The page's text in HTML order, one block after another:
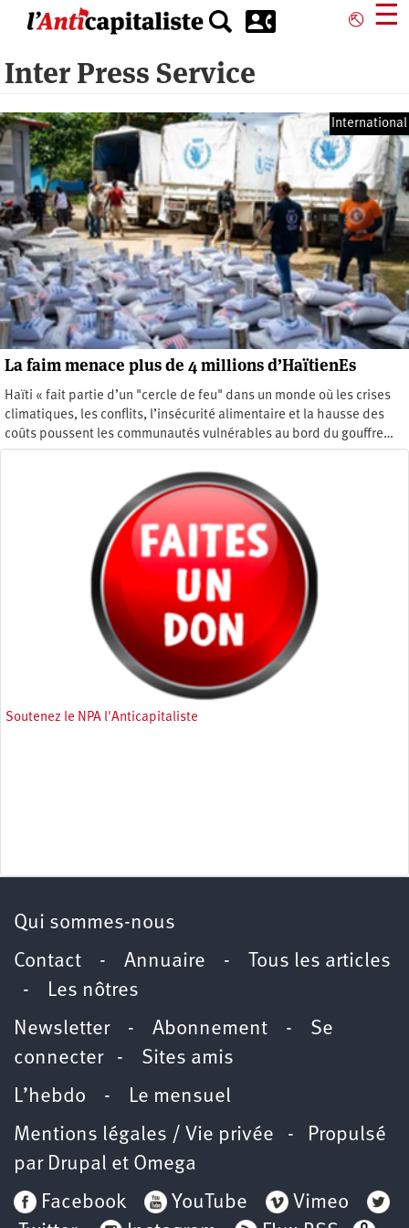
principal
⎋ ☰
Inter Press Service
International
La faim menace plus de 4 millions d’HaïtienEs
Haïti « fait partie d’un "cercle de feu" dans un monde où les crises
climatiques, les conflits, l’insécurité alimentaire et la hausse des
coûts poussent les communautés vulnérables au bord du gouffre…
Soutenez le NPA l'Anticapitaliste
Qui sommes-nous
Contact - Annuaire -
Tous les articles
- Les nôtres
Newsletter- Abonnement - Se
connecter- Sites amis
L’hebdo - Le mensuel
Mentions légales / Vie privée - Propulsé
par Drupal et Omega
Facebook
YouTube
Vimeo